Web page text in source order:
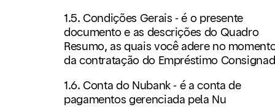
1.5. Condições Gerais - é o presente
documento e as descrições do Quadro
Resumo, as quais você adere no
da contratação do Empréstimo
1.6. Conta do Nubank - é a conta de
pagamentos gerenciada pela Nu